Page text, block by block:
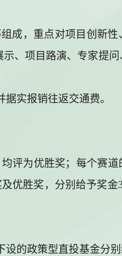
成，重点对项目创新
、项目路演、专家提
实报销往返交通费。
评为优胜奖；每个赛
优胜奖，分别给予奖金
设的政策型直投基金分